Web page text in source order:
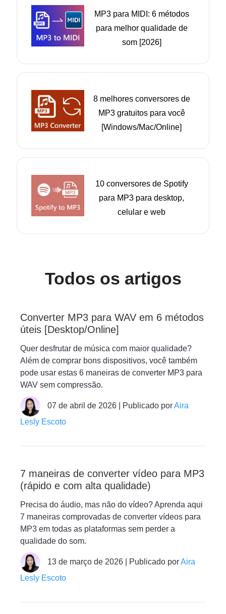
MP3 para MIDI: 6 métodos
para melhor qualidade de
som [2026]
8 melhores conversores de
MP3 gratuitos para você
[Windows/Mac/Online]
10 conversores de Spotify
para MP3 para desktop,
celular e web
Todos os artigos
Converter MP3 para WAV em 6 métodos
úteis [Desktop/Online]
Quer desfrutar de música com maior qualidade?
Além de comprar bons dispositivos, você também
pode usar estas 6 maneiras de converter MP3 para
WAV sem compressão.
07 de abril de 2026 | Publicado porAira
Lesly Escoto
7 maneiras de converter vídeo para MP3
(rápido e com alta qualidade)
Precisa do áudio, mas não do vídeo? Aprenda aqui
7 maneiras comprovadas de converter vídeos para
MP3 em todas as plataformas sem perder a
qualidade do som.
13 de março de 2026 | Publicado porAira
Lesly Escoto